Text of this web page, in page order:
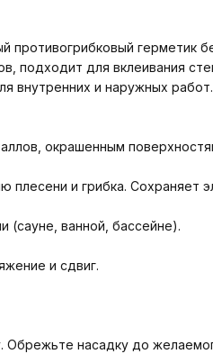
противогрибковый герметик
подходит для вклеивания
внутренних и наружных работ.
окрашенным
и грибка. Сохраняет
(сауне, ванной, бассейне).
и сдвиг.
Обрежьте насадку до